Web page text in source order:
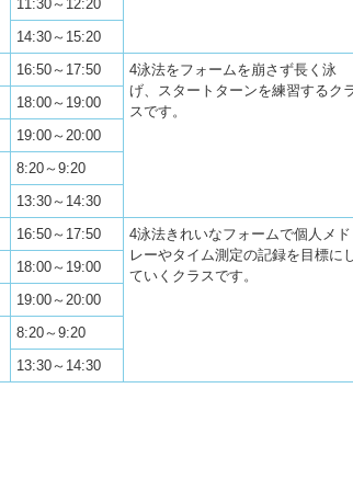
11:30～12:20
14:30～15:20
16:50～17:50
4泳法をフォームを崩さず長く泳
げ、スタートターンを練習するク
スです。
18:00～19:00
19:00～20:00
8:20～9:20
13:30～14:30
16:50～17:50
4泳法きれいなフォームで個人メド
レーやタイム測定の記録を目標に
ていくクラスです。
18:00～19:00
19:00～20:00
8:20～9:20
13:30～14:30